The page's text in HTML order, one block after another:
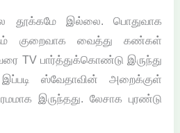
தூக்கமே இல்லை. பொதுவாக
குறைவாக வைத்து கண்கள்
TV பார்த்துக்கொண்டு இருந்து
இப்படி ஸ்வேதாவின் அறைக்குள்
இருந்தது. லேசாக புரண்டு